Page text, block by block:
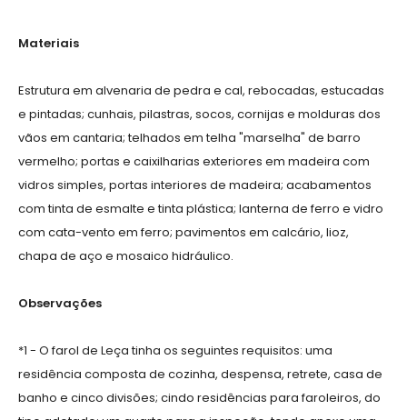
Materiais
Estrutura em alvenaria de pedra e cal, rebocadas, estucadas
e pintadas; cunhais, pilastras, socos, cornijas e molduras dos
vãos em cantaria; telhados em telha "marselha" de barro
vermelho; portas e caixilharias exteriores em madeira com
vidros simples, portas interiores de madeira; acabamentos
com tinta de esmalte e tinta plástica; lanterna de ferro e vidro
com cata-vento em ferro; pavimentos em calcário, lioz,
chapa de aço e mosaico hidráulico.
Observações
*1 - O farol de Leça tinha os seguintes requisitos: uma
residência composta de cozinha, despensa, retrete, casa de
banho e cinco divisões; cindo residências para faroleiros, do